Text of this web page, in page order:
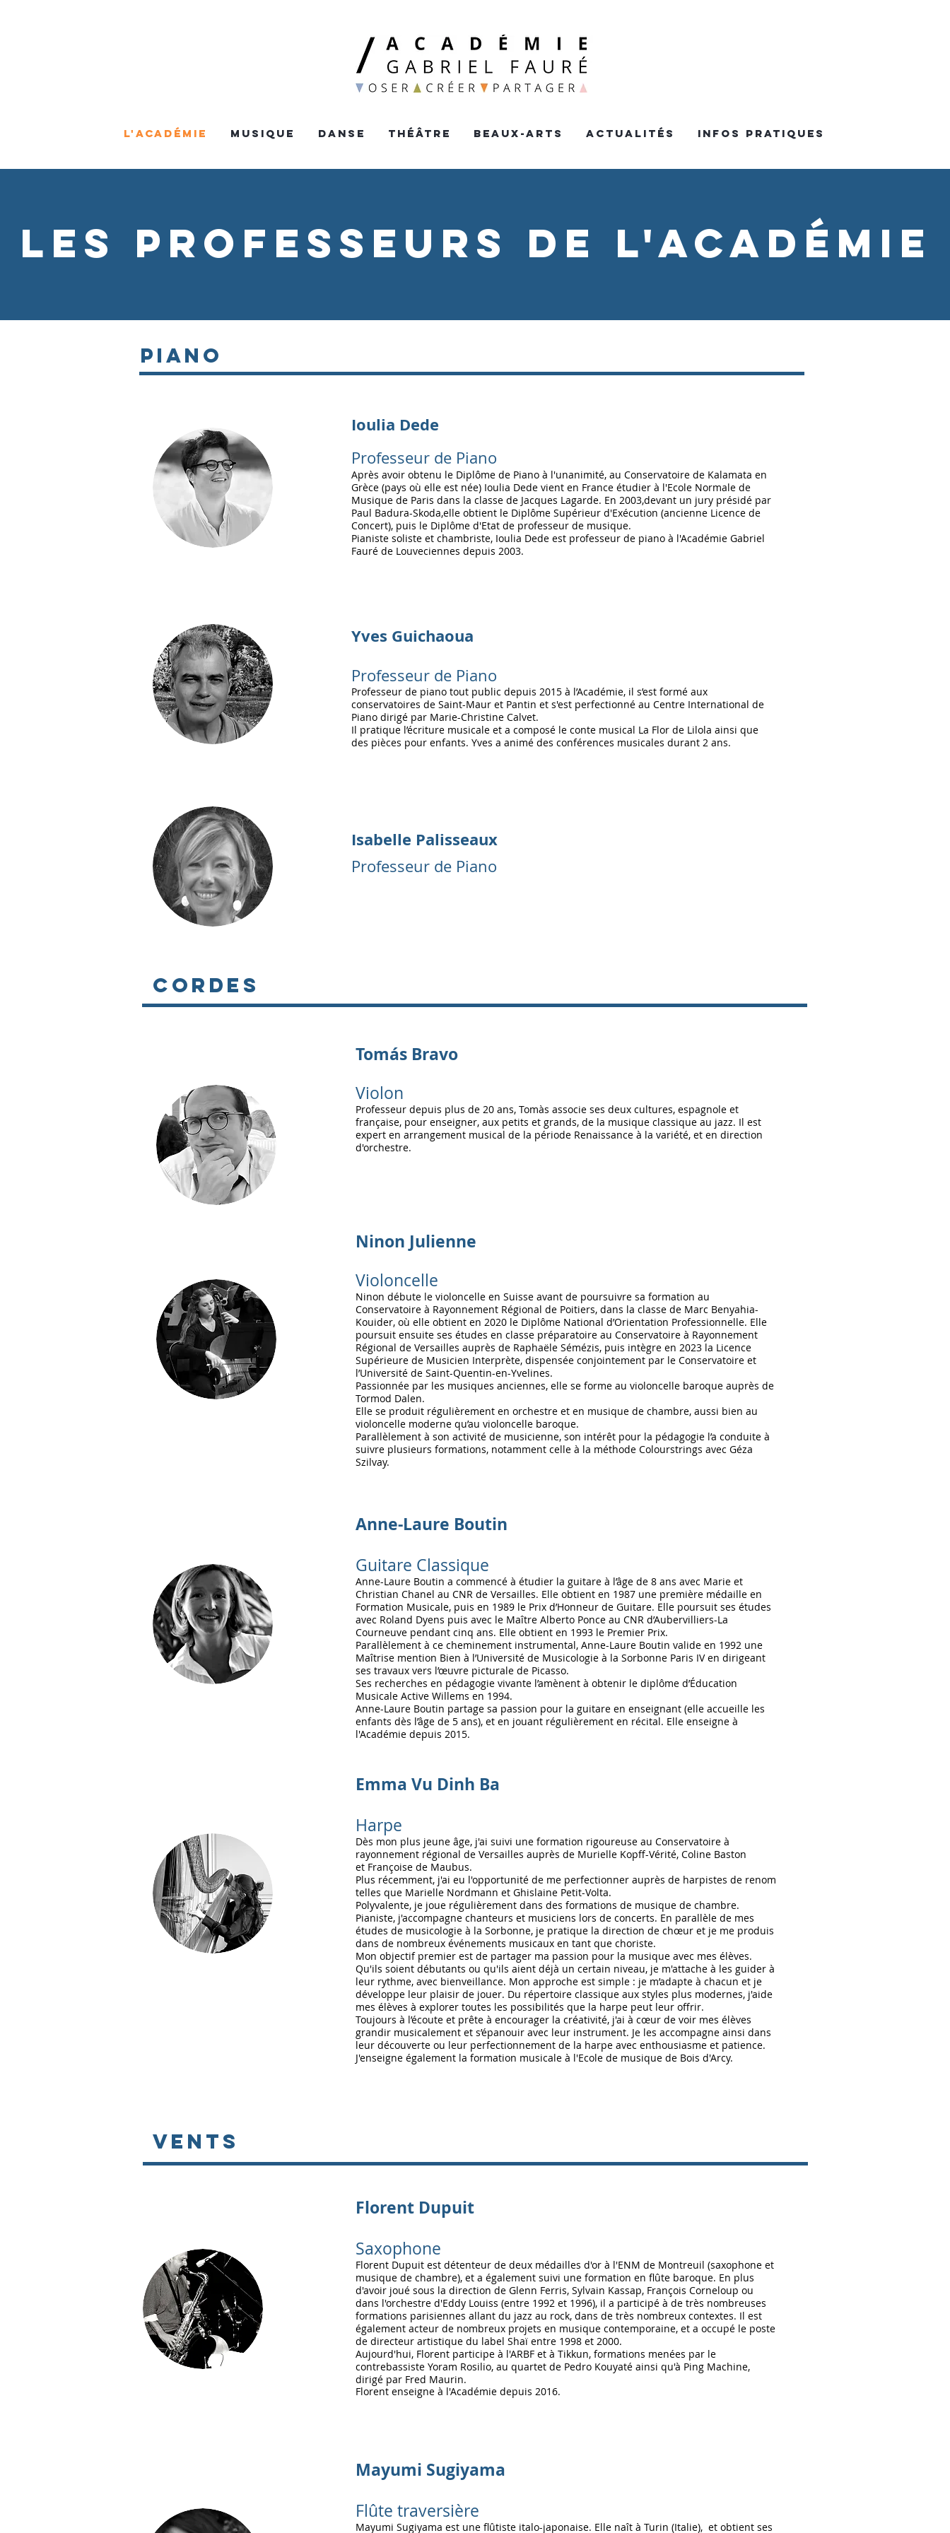
L'Académie MUSIQUE DANSE THéâTRE BEAUX-ARTS ACTUALITéS Infos Pratiques
les professeurs de l'académie
Piano
Ioulia Dede
Professeur de Piano
Après avoir obtenu le Diplôme de Piano à l'unanimité, au Conservatoire de Kalamata en
Grèce (pays où elle est née) Ioulia Dede vient en France étudier à l'Ecole Normale de
Musique de Paris dans la classe de Jacques Lagarde. En 2003,devant un jury présidé par
Paul Badura-Skoda,elle obtient le Diplôme Supérieur d'Exécution (ancienne Licence de
Concert), puis le Diplôme d'Etat de professeur de musique.
Pianiste soliste et chambriste, Ioulia Dede est professeur de piano à l'Académie Gabriel
Fauré de Louveciennes depuis 2003.
Yves Guichaoua
Professeur de Piano
Professeur de piano tout public depuis 2015 à l’Académie, il s’est formé aux
conservatoires de Saint-Maur et Pantin et s'est perfectionné au Centre International de
Piano dirigé par Marie-Christine Calvet.
Il pratique l’écriture musicale et a composé le conte musical La Flor de Lilola ainsi que
des pièces pour enfants. Yves a animé des conférences musicales durant 2 ans.
Isabelle Palisseaux
Professeur de Piano
Cordes
Tomás Bravo
Violon
Professeur depuis plus de 20 ans, Tomàs associe ses deux cultures, espagnole et
française, pour enseigner, aux petits et grands, de la musique classique au jazz. Il est
expert en arrangement musical de la période Renaissance à la variété, et en direction
d'orchestre.
Ninon Julienne
Violoncelle
Ninon débute le violoncelle en Suisse avant de poursuivre sa formation au
Conservatoire à Rayonnement Régional de Poitiers, dans la classe de Marc Benyahia-
Kouider, où elle obtient en 2020 le Diplôme National d’Orientation Professionnelle. Elle
poursuit ensuite ses études en classe préparatoire au Conservatoire à Rayonnement
Régional de Versailles auprès de Raphaële Sémézis, puis intègre en 2023 la Licence
Supérieure de Musicien Interprète, dispensée conjointement par le Conservatoire et
l’Université de Saint-Quentin-en-Yvelines.
Passionnée par les musiques anciennes, elle se forme au violoncelle baroque auprès de
Tormod Dalen.
Elle se produit régulièrement en orchestre et en musique de chambre, aussi bien au
violoncelle moderne qu’au violoncelle baroque.
Parallèlement à son activité de musicienne, son intérêt pour la pédagogie l’a conduite à
suivre plusieurs formations, notamment celle à la méthode Colourstrings avec Géza
Szilvay.
Anne-Laure Boutin
Guitare Classique
Anne-Laure Boutin a commencé à étudier la guitare à l’âge de 8 ans avec Marie et
Christian Chanel au CNR de Versailles. Elle obtient en 1987 une première médaille en
Formation Musicale, puis en 1989 le Prix d’Honneur de Guitare. Elle poursuit ses études
avec Roland Dyens puis avec le Maître Alberto Ponce au CNR d’Aubervilliers-La
Courneuve pendant cinq ans. Elle obtient en 1993 le Premier Prix.
Parallèlement à ce cheminement instrumental, Anne-Laure Boutin valide en 1992 une
Maîtrise mention Bien à l’Université de Musicologie à la Sorbonne Paris IV en dirigeant
ses travaux vers l’œuvre picturale de Picasso.
Ses recherches en pédagogie vivante l’amènent à obtenir le diplôme d’Éducation
Musicale Active Willems en 1994.
Anne-Laure Boutin partage sa passion pour la guitare en enseignant (elle accueille les
enfants dès l’âge de 5 ans), et en jouant régulièrement en récital. Elle enseigne à
l'Académie depuis 2015.
Emma Vu Dinh Ba
Harpe
Dès mon plus jeune âge, j'ai suivi une formation rigoureuse au Conservatoire à
rayonnement régional de Versailles auprès de Murielle Kopff-Vérité, Coline Baston
et Françoise de Maubus.
Plus récemment, j'ai eu l'opportunité de me perfectionner auprès de harpistes de renom
telles que Marielle Nordmann et Ghislaine Petit-Volta.
Polyvalente, je joue régulièrement dans des formations de musique de chambre.
Pianiste, j'accompagne chanteurs et musiciens lors de concerts. En parallèle de mes
études de musicologie à la Sorbonne, je pratique la direction de chœur et je me produis
dans de nombreux événements musicaux en tant que choriste.
Mon objectif premier est de partager ma passion pour la musique avec mes élèves.
Qu'ils soient débutants ou qu'ils aient déjà un certain niveau, je m'attache à les guider à
leur rythme, avec bienveillance. Mon approche est simple : je m’adapte à chacun et je
développe leur plaisir de jouer. Du répertoire classique aux styles plus modernes, j'aide
mes élèves à explorer toutes les possibilités que la harpe peut leur offrir.
Toujours à l’écoute et prête à encourager la créativité, j'ai à cœur de voir mes élèves
grandir musicalement et s’épanouir avec leur instrument. Je les accompagne ainsi dans
leur découverte ou leur perfectionnement de la harpe avec enthousiasme et patience.
J'enseigne également la formation musicale à l'Ecole de musique de Bois d'Arcy.
Vents
Florent Dupuit
Saxophone
Florent Dupuit est détenteur de deux médailles d'or à l'ENM de Montreuil (saxophone et
musique de chambre), et a également suivi une formation en flûte baroque. En plus
d'avoir joué sous la direction de Glenn Ferris, Sylvain Kassap, François Corneloup ou
dans l'orchestre d'Eddy Louiss (entre 1992 et 1996), il a participé à de très nombreuses
formations parisiennes allant du jazz au rock, dans de très nombreux contextes. Il est
également acteur de nombreux projets en musique contemporaine, et a occupé le poste
de directeur artistique du label Shaï entre 1998 et 2000.
Aujourd'hui, Florent participe à l'ARBF et à Tikkun, formations menées par le
contrebassiste Yoram Rosilio, au quartet de Pedro Kouyaté ainsi qu'à Ping Machine,
dirigé par Fred Maurin.
Florent enseigne à l'Académie depuis 2016.
Mayumi Sugiyama
Flûte traversière
Mayumi Sugiyama est une flûtiste italo-japonaise. Elle naît à Turin (Italie), et obtient ses